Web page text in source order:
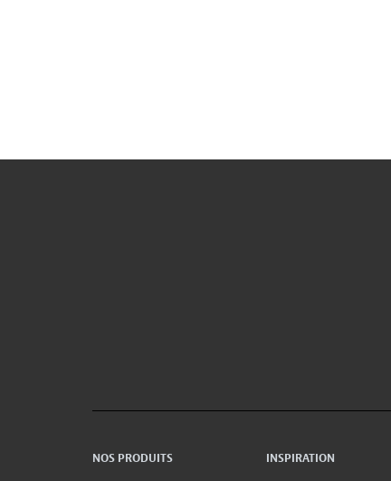
NOS PRODUITS INSPIRATION